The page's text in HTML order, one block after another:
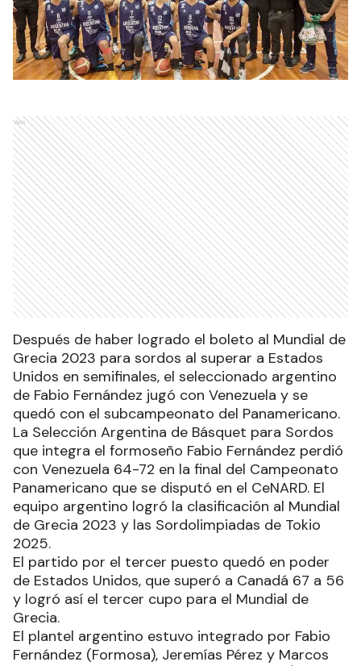
Ads
Después de haber logrado el boleto al Mundial de
Grecia 2023 para sordos al superar a Estados
Unidos en semifinales, el seleccionado argentino
de Fabio Fernández jugó con Venezuela y se
quedó con el subcampeonato del Panamericano.
La Selección Argentina de Básquet para Sordos
que integra el formoseño Fabio Fernández perdió
con Venezuela 64-72 en la final del Campeonato
Panamericano que se disputó en el CeNARD. El
equipo argentino logró la clasificación al Mundial
de Grecia 2023 y las Sordolimpiadas de Tokio
2025.
El partido por el tercer puesto quedó en poder
de Estados Unidos, que superó a Canadá 67 a 56
y logró así el tercer cupo para el Mundial de
Grecia.
El plantel argentino estuvo integrado por Fabio
Fernández (Formosa), Jeremías Pérez y Marcos